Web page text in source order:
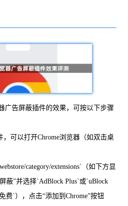
广告屏蔽插件的效果，可按以下步骤
可以打开Chrome浏览器（如双击桌
category/extensions`（如下方显
蔽”并选择`AdBlock Plus`或`uBlock
费`），点击“添加到Chrome”按钮